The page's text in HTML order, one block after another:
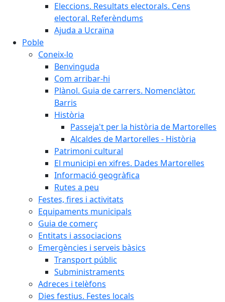
Eleccions. Resultats electorals. Cens
electoral. Referèndums
Ajuda a Ucraïna
Poble
Coneix-lo
Benvinguda
Com arribar-hi
Plànol. Guia de carrers. Nomenclàtor.
Barris
Història
Passeja't per la història de Martorelles
Alcaldes de Martorelles - Història
Patrimoni cultural
El municipi en xifres. Dades Martorelles
Informació geogràfica
Rutes a peu
Festes, fires i activitats
Equipaments municipals
Guia de comerç
Entitats i associacions
Emergències i serveis bàsics
Transport públic
Subministraments
Adreces i telèfons
Dies festius. Festes locals